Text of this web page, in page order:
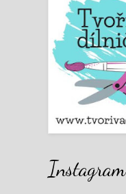
Instagram